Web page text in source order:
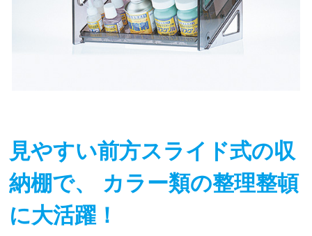
見やすい前方スライド式の収
納棚で、 カラー類の整理整頓
に大活躍！